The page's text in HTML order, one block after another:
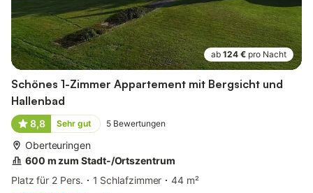
ab 124 € pro Nacht
Schönes 1-Zimmer Appartement mit Bergsicht und
Hallenbad
8,8 Sehr gut 5 Bewertungen
Oberteuringen
600 m zum Stadt-/Ortszentrum
Platz für 2 Pers.
1 Schlafzimmer
44 m²